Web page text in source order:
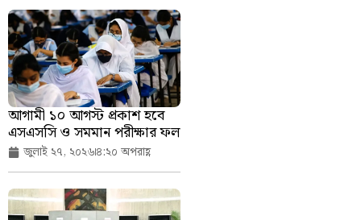
আগামী ১০ আগস্ট প্রকাশ হবে
এসএসসি ও সমমান পরীক্ষার ফল
জুলাই ২৭, ২০২৬৪:২০ অপরাহ্ণ